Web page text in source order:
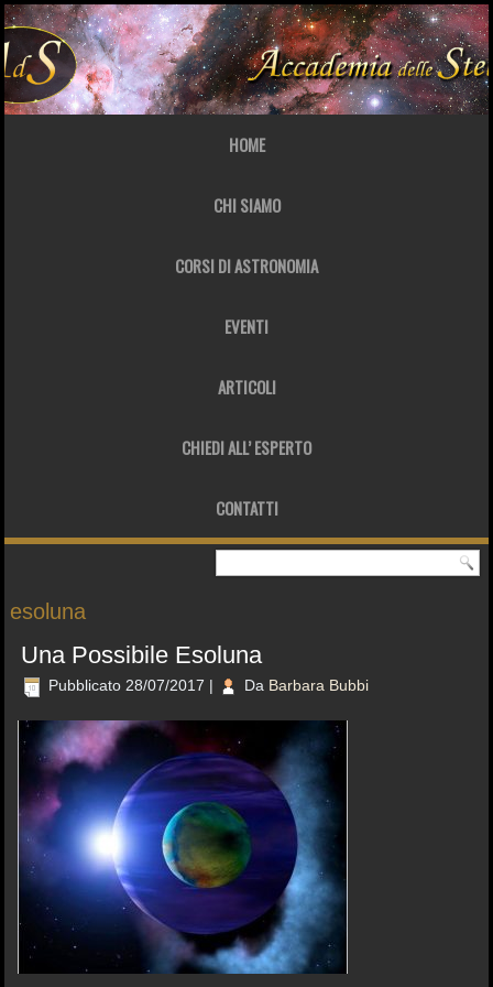
HOME
CHI SIAMO
CORSI DI ASTRONOMIA
EVENTI
ARTICOLI
CHIEDI ALL’ ESPERTO
CONTATTI
esoluna
Una Possibile Esoluna
Pubblicato 28/07/2017 | Da Barbara Bubbi